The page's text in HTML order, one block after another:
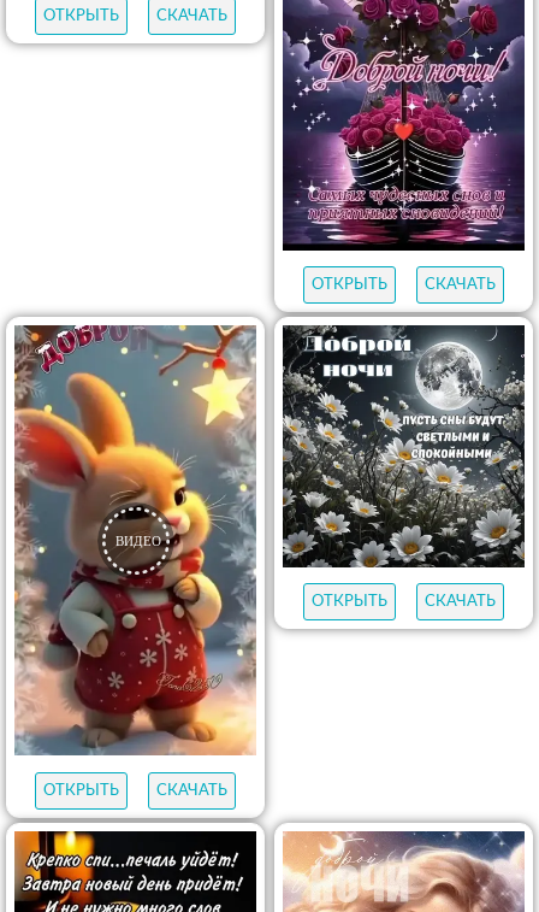
ОТКРЫТЬ СКАЧАТЬ
ОТКРЫТЬ СКАЧАТЬ
ОТКРЫТЬ СКАЧАТЬ
ОТКРЫТЬ СКАЧАТЬ